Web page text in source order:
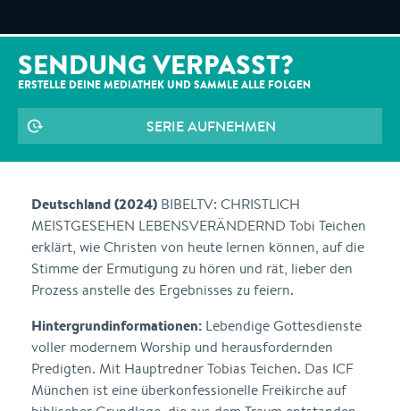
SENDUNG VERPASST?
ERSTELLE DEINE MEDIATHEK UND SAMMLE ALLE FOLGEN
SERIE AUFNEHMEN
Deutschland (2024) BIBELTV: CHRISTLICH
MEISTGESEHEN LEBENSVERÄNDERND Tobi Teichen
erklärt, wie Christen von heute lernen können, auf die
Stimme der Ermutigung zu hören und rät, lieber den
Prozess anstelle des Ergebnisses zu feiern.
Hintergrundinformationen: Lebendige Gottesdienste
voller modernem Worship und herausfordernden
Predigten. Mit Hauptredner Tobias Teichen. Das ICF
München ist eine überkonfessionelle Freikirche auf